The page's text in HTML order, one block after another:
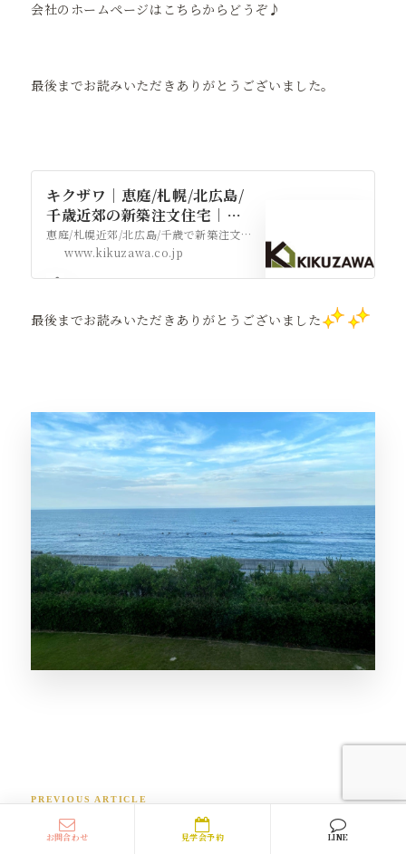
お問合わせ 見学会予約 LINE
会社のホームページはこちらからどうぞ♪
最後までお読みいただきありがとうございました。
キクザワ｜恵庭/札幌/北広島/
千歳近郊の新築注文住宅｜自
社大工施工の高性能住宅
恵庭/札幌近郊/北広島/千歳で新築注文住宅を建てるならキクザワへ。自社大工施工×自然素材の木の家で、平屋や二世帯住宅にも対応。高性能で快適な住まいを実現します。まずはお気軽にご相談ください。…
www.kikuzawa.co.jp
最後までお読みいただきありがとうございました
PREVIOUS ARTICLE
「室内にアリ？！」夏に増える小さな侵入者の理由と対策法
【家守りの知恵】